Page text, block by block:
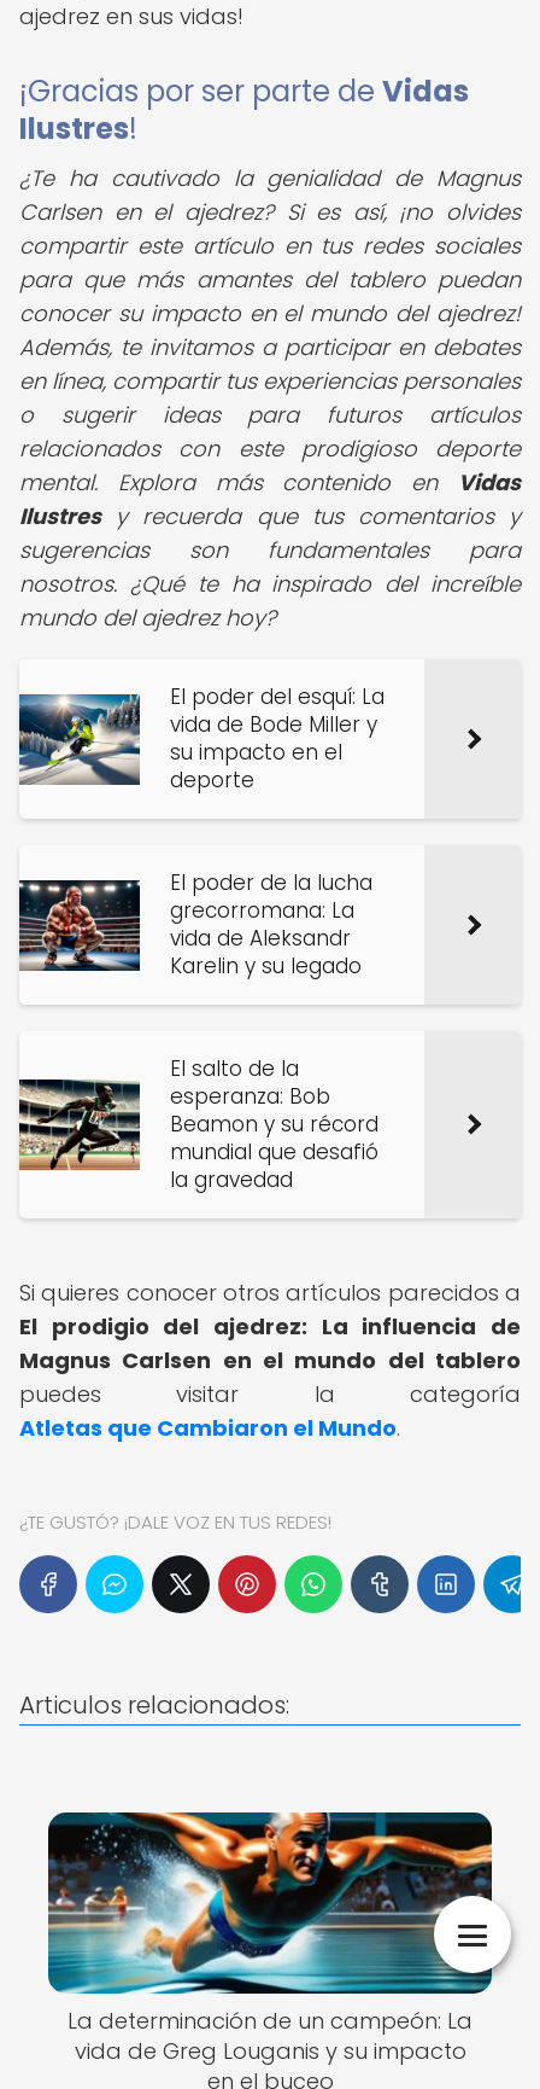
ajedrez en sus vidas!
¡Gracias por ser parte de Vidas
Ilustres!
¿Te ha cautivado la genialidad de Magnus
Carlsen en el ajedrez?Si es así, ¡no olvides
compartir este artículo en tus redes sociales
para que más amantes del tablero puedan
conocer su impacto en el mundo del ajedrez!
Además, te invitamos a participar en debates
en línea, compartir tus experiencias personales
o sugerir ideas para futuros artículos
relacionados con este prodigioso deporte
mental. Explora más contenido en
Vidas
Ilustresy recuerda que tus comentarios y
sugerencias son fundamentales para
nosotros. ¿Qué te ha inspirado del increíble
mundo del ajedrez hoy?
El poder del esquí: La
vida de Bode Miller y
su impacto en el
deporte
El poder de la lucha
grecorromana: La
vida de Aleksandr
Karelin y su legado
El salto de la
esperanza: Bob
Beamon y su récord
mundial que desafió
la gravedad
Si quieres conocer otros artículos parecidos a
El prodigio del ajedrez: La influencia de
Magnus Carlsen en el mundo del tablero
puedes visitar la categoría
Atletas que Cambiaron el Mundo.
¿TE GUSTÓ? ¡DALE VOZ EN TUS REDES!
Articulos relacionados:
La determinación de un campeón: La
vida de Greg Louganis y su impacto
en el buceo